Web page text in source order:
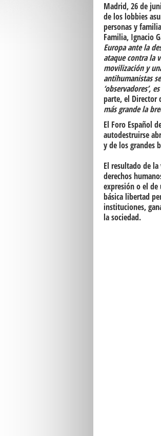
Madrid, 26 de
de los lobbies
personas y
Familia, Ignacio
Europa ante la
ataque contra la
movilización y
antihumanistas
‘observadores’,
parte, el Director
más grande la
El Foro Español
autodestruirse
y de los grandes
El resultado de
derechos
expresión o el de
básica libertad
instituciones,
la sociedad.